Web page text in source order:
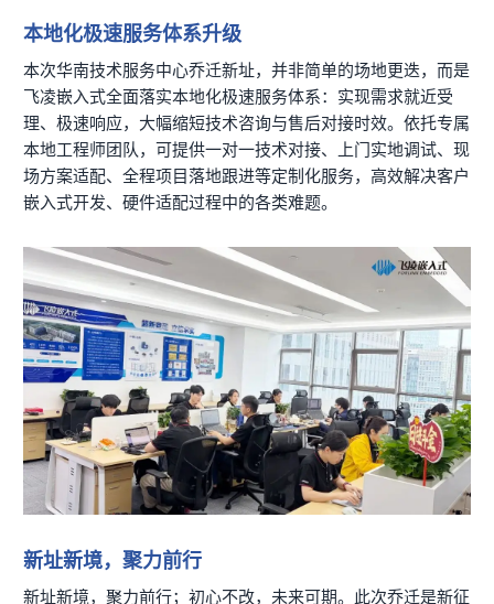
本地化极速服务体系升级
本次华南技术服务中心乔迁新址，并非简单的场地更迭，而是
飞凌嵌入式全面落实本地化极速服务体系：实现需求就近受
理、极速响应，大幅缩短技术咨询与售后对接时效。依托专属
本地工程师团队，可提供一对一技术对接、上门实地调试、现
场方案适配、全程项目落地跟进等定制化服务，高效解决客户
嵌入式开发、硬件适配过程中的各类难题。
新址新境，聚力前行
新址新境，聚力前行；初心不改，未来可期。此次乔迁是新征